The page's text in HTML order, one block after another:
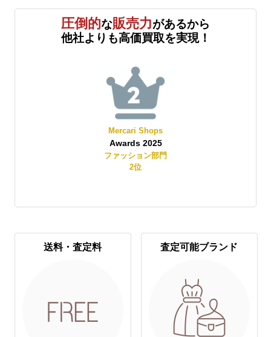
圧倒的な販売力があるから
他社よりも高価買取を実現！
Mercari Shops
Awards 2025
ファッション部門
2位
送料・査定料 査定可能ブランド